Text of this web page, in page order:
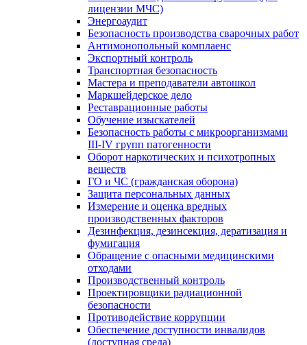
лицензии МЧС)
Энергоаудит
Безопасность производства сварочных работ
Антимонопольный комплаенс
Экспортный контроль
Транспортная безопасность
Мастера и преподаватели автошкол
Маркшейдерское дело
Реставрационные работы
Обучение изыскателей
Безопасность работы с микроорганизмами
III-IV групп патогенности
Оборот наркотических и психотропных
веществ
ГО и ЧС (гражданская оборона)
Защита персональных данных
Измерение и оценка вредных
производственных факторов
Дезинфекция, дезинсекция, дератизация и
фумигация
Обращение с опасными медицинскими
отходами
Производственный контроль
Проектировщики радиационной
безопасности
Противодействие коррупции
Обеспечение доступности инвалидов
(доступная среда)